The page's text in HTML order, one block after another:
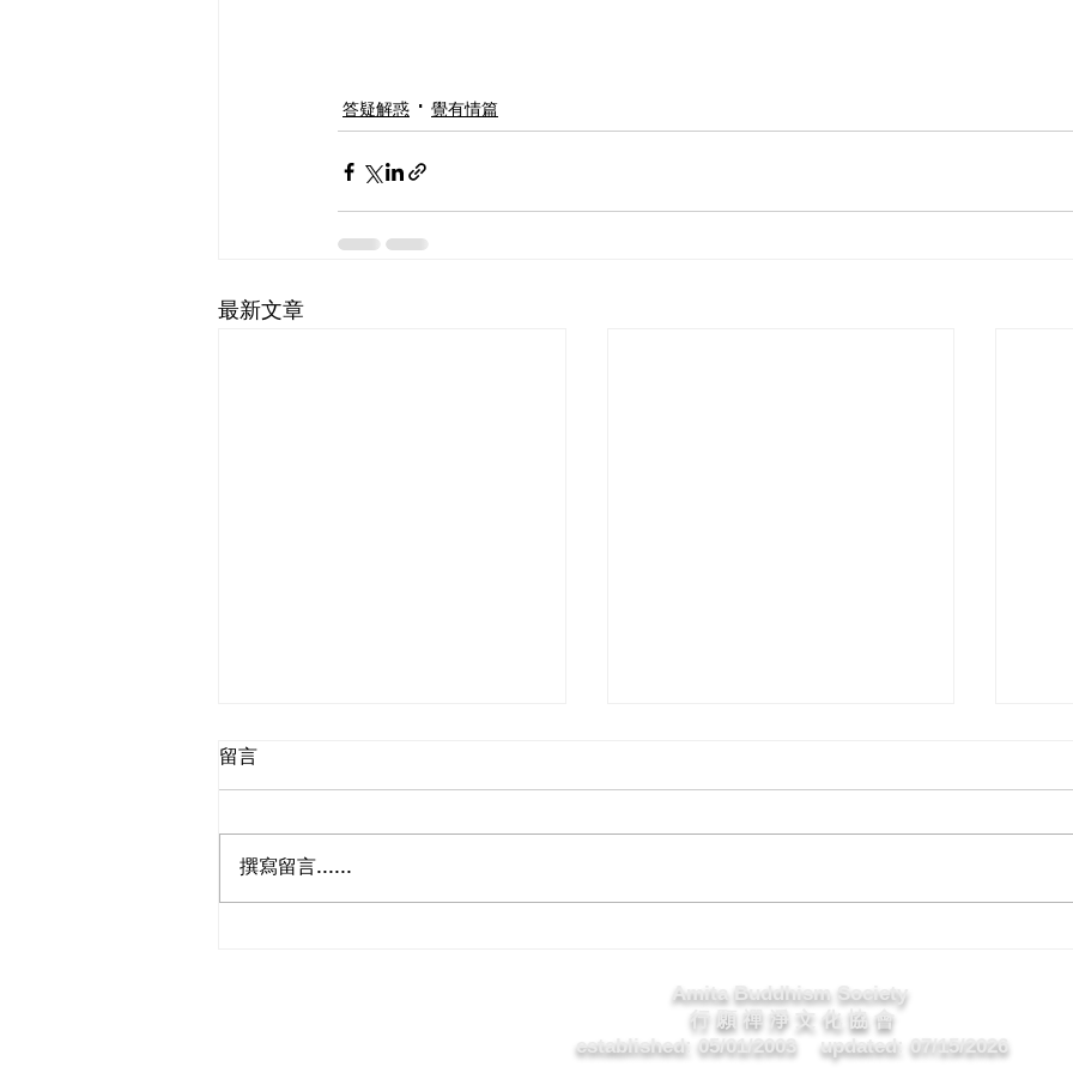
答疑解惑 覺有情篇
最新文章
學以致用在生活中
如何應用佛法於生活中
觀
留言
撰寫留言......
Amita Buddhism Society
行 願 禪 淨 文 化 協 會
established: 05/01/2003 updated: 07/15/2026